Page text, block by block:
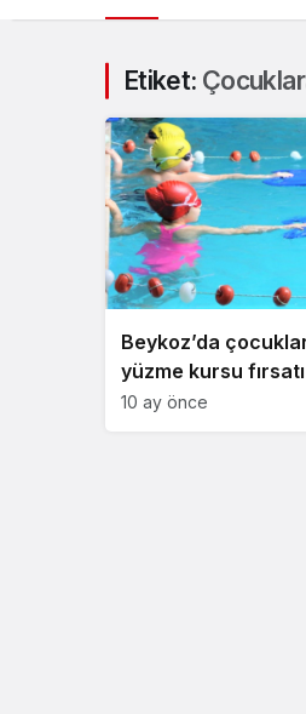
Etiket:
Beykoz’da
yüzme kursu
10 ay önce